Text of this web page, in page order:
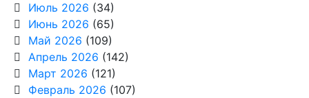
Июль 2026 (34)
Июнь 2026 (65)
Май 2026 (109)
Апрель 2026 (142)
Март 2026 (121)
Февраль 2026 (107)